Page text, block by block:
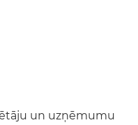
un uzņēmumu